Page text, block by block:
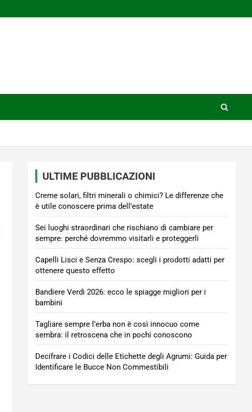
ULTIME PUBBLICAZIONI
Creme solari, filtri minerali o chimici? Le differenze che
è utile conoscere prima dell’estate
Sei luoghi straordinari che rischiano di cambiare per
sempre: perché dovremmo visitarli e proteggerli
Capelli Lisci e Senza Crespo: scegli i prodotti adatti per
ottenere questo effetto
Bandiere Verdi 2026: ecco le spiagge migliori per i
bambini
Tagliare sempre l’erba non è così innocuo come
sembra: il retroscena che in pochi conoscono
Decifrare i Codici delle Etichette degli Agrumi: Guida per
Identificare le Bucce Non Commestibili